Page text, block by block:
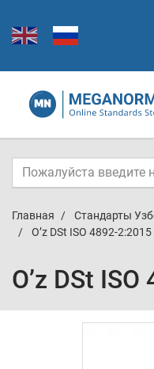
Главная Стандарты
O’z DSt ISO 4892-2:2015
O’z DSt